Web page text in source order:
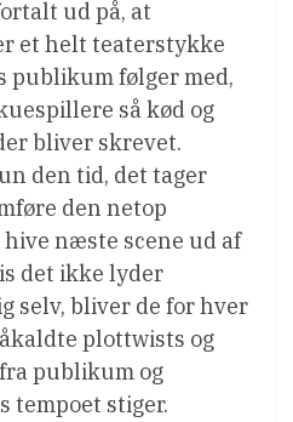
ud på, at
et helt teaterstykke
publikum følger med,
så kød og
bliver skrevet.
den tid, det tager
den netop
næste scene ud af
det ikke lyder
selv, bliver de for hver
plottwists og
publikum og
tempoet stiger.